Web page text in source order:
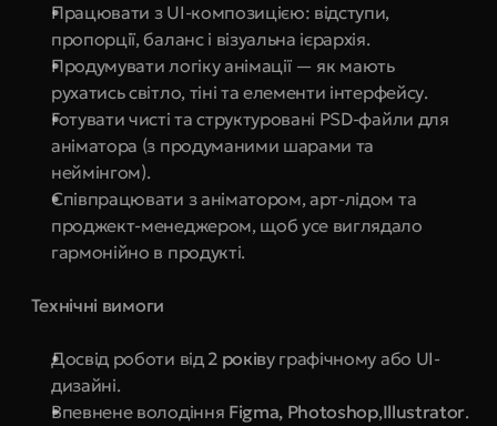
Працювати з UI-композицією: відступи,
пропорції, баланс і візуальна ієрархія.
Продумувати логіку анімації — як мають
рухатись світло, тіні та елементи інтерфейсу.
Готувати чисті та структуровані PSD-файли для
аніматора (з продуманими шарами та
неймінгом).
Співпрацювати з аніматором, арт-лідом та
проджект-менеджером, щоб усе виглядало
гармонійно в продукті.
Технічні вимоги
Досвід роботи від 2 роківу графічному або UI-
дизайні.
Впевнене володіння Figma, Photoshop,Illustrator.